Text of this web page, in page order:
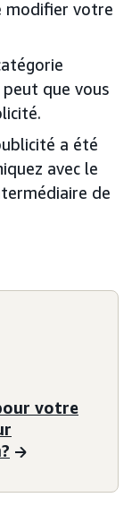
modifier votre
que vous
a été
avec le
de
votre